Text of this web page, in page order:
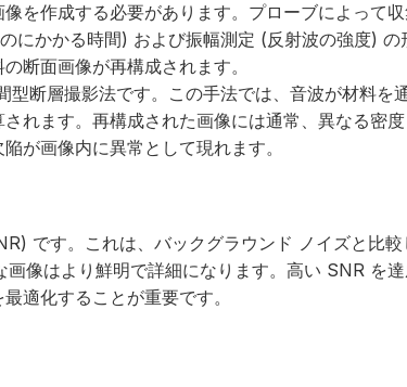
を作成する必要があります。プローブによって
にかかる時間) および振幅測定 (反射波の強度) の
断面画像が再構成されます。
断層撮影法です。この手法では、音波が材料を
れます。再構成された画像には通常、異なる密
が画像内に異常として現れます。
です。これは、バックグラウンド ノイズと比
像はより鮮明で詳細になります。高い SNR を達
適化することが重要です。